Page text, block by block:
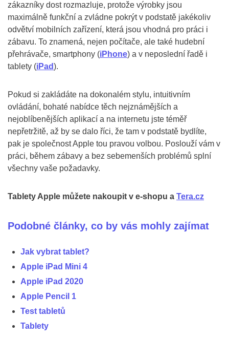
zákazníky dost rozmazluje, protože výrobky jsou
maximálně funkční a zvládne pokrýt v podstatě jakékoliv
odvětví mobilních zařízení, která jsou vhodná pro práci i
zábavu. To znamená, nejen počítače, ale také hudební
přehrávače, smartphony (iPhone) a v neposlední řadě i
tablety (iPad).
Pokud si zakládáte na dokonalém stylu, intuitivním
ovládání, bohaté nabídce těch nejznámějších a
nejoblíbenějších aplikací a na internetu jste téměř
nepřetržitě, až by se dalo říci, že tam v podstatě bydlíte,
pak je společnost Apple tou pravou volbou. Poslouží vám v
práci, během zábavy a bez sebemenších problémů splní
všechny vaše požadavky.
Tablety Apple můžete nakoupit v e-shopu a Tera.cz
Podobné články, co by vás mohly zajímat
Jak vybrat tablet?
Apple iPad Mini 4
Apple iPad 2020
Apple Pencil 1
Test tabletů
Tablety